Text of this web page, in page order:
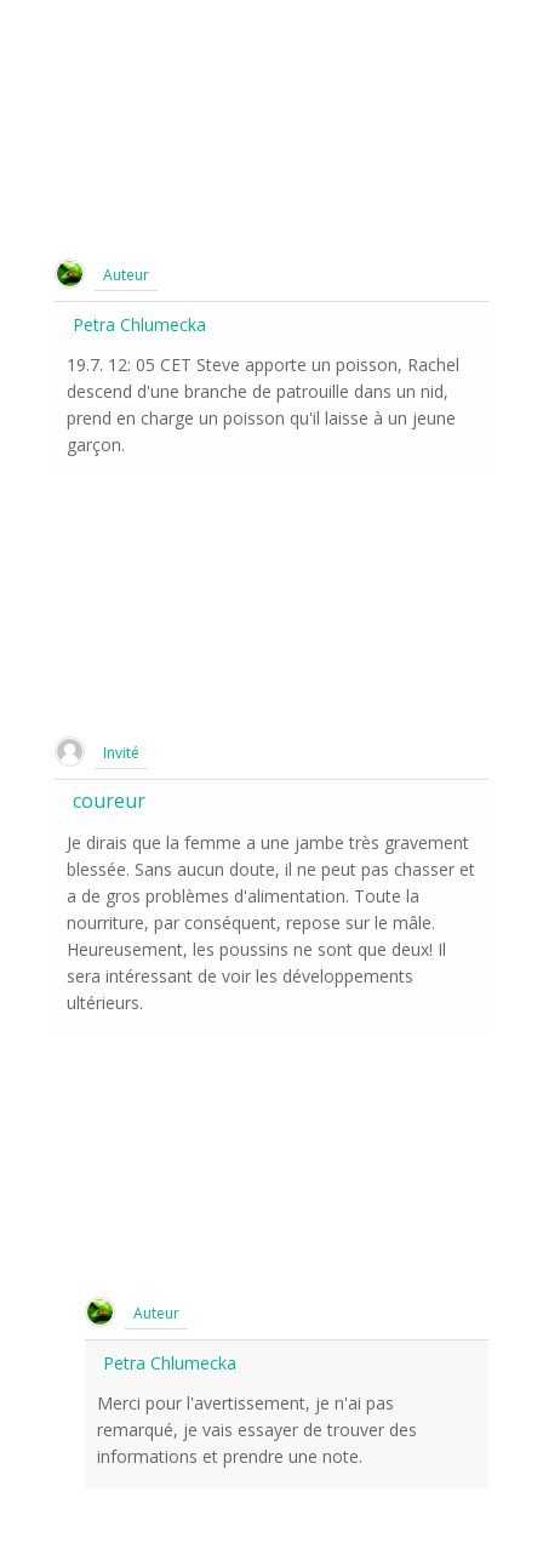
Auteur
Petra Chlumecka
19.7. 12: 05 CET Steve apporte un poisson, Rachel
descend d'une branche de patrouille dans un nid,
prend en charge un poisson qu'il laisse à un jeune
garçon.
Invité
coureur
Je dirais que la femme a une jambe très gravement
blessée. Sans aucun doute, il ne peut pas chasser et
a de gros problèmes d'alimentation. Toute la
nourriture, par conséquent, repose sur le mâle.
Heureusement, les poussins ne sont que deux! Il
sera intéressant de voir les développements
ultérieurs.
Auteur
Petra Chlumecka
Merci pour l'avertissement, je n'ai pas
remarqué, je vais essayer de trouver des
informations et prendre une note.